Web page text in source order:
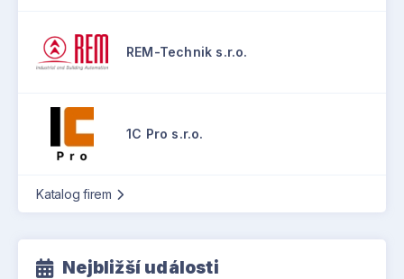
REM-Technik s.r.o.
1C Pro s.r.o.
Katalog firem
Nejbližší události